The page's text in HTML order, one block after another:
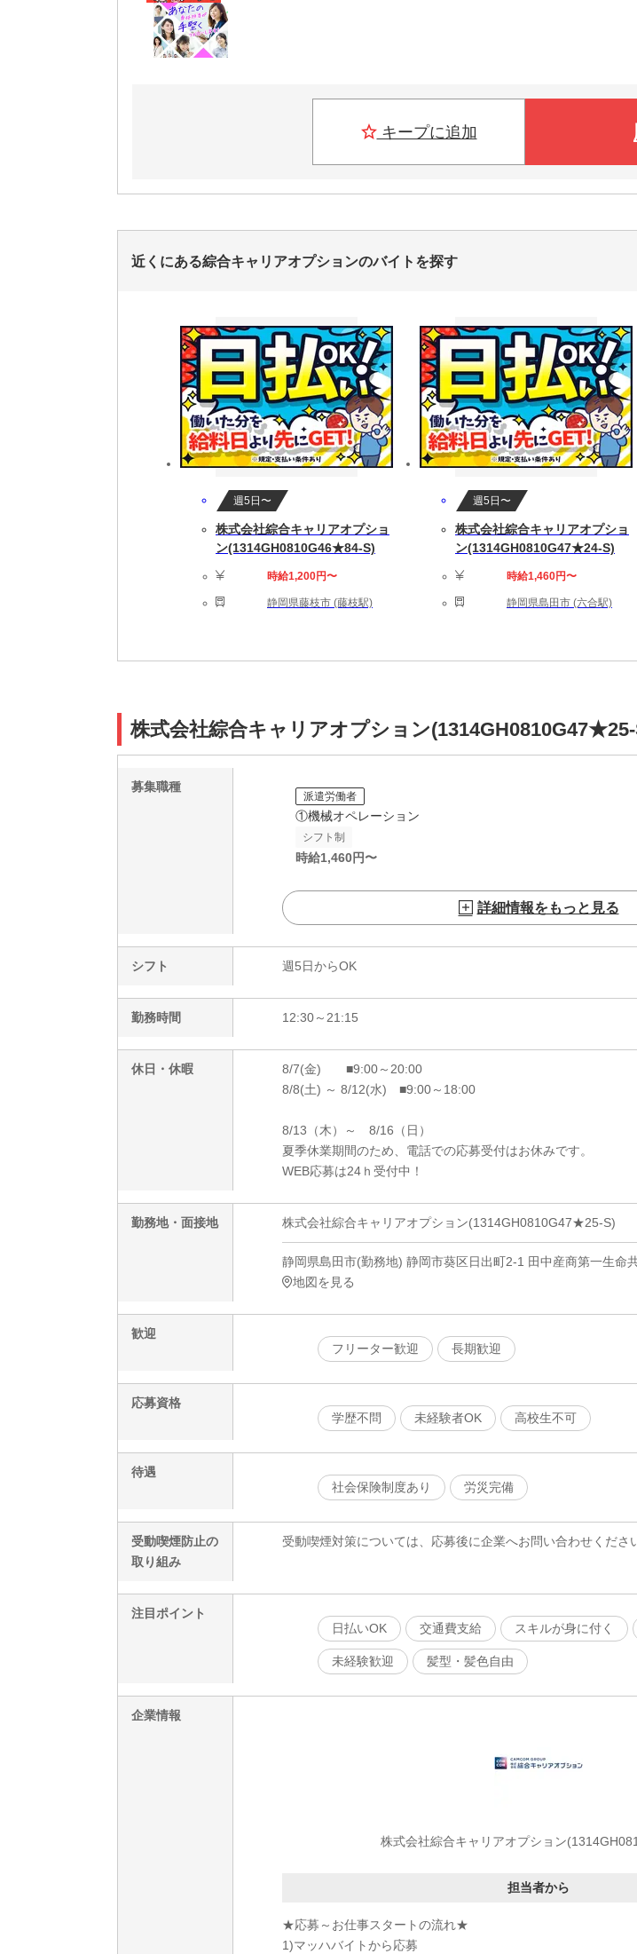
キープに追加
近くにある綜合キャリアオプションのバイトを探す
週5日〜
株式会社綜合キャリアオプショ
ン(1314GH0810G46★84-S)
時給1,200円〜
静岡県藤枝市 (藤枝駅)
週5日〜
株式会社綜合キャリアオプショ
ン(1314GH0810G47★24-S)
時給1,460円〜
静岡県島田市 (六合駅)
株式会社綜合キャリアオプション(1314GH0810G47★25-
募集職種
派遣労働者
①機械オペレーション
シフト制
時給1,460円〜
詳細情報をもっと見る
シフト 週5日からOK
勤務時間 12:30～21:15
休日・休暇
8/7(金) ■9:00～20:00
8/8(土) ～ 8/12(水) ■9:00～18:00
8/13（木）～ 8/16（日）
夏季休業期間のため、電話での応募受付はお休みです。
WEB応募は24ｈ受付中！
勤務地・面接地 株式会社綜合キャリアオプション(1314GH0810G47★25-S)
静岡県島田市(勤務地) 静岡市葵区日出町2-1 田中産商第一生命
地図を見る
歓迎
フリーター歓迎
長期歓迎
応募資格
学歴不問
未経験者OK 高校生不可
待遇
社会保険制度あり
労災完備
受動喫煙防止の
取り組み
受動喫煙対策については、応募後に企業へお問い合わせくださ
注目ポイント
日払いOK
交通費支給 スキルが身に付く
未経験歓迎 髪型・髪色自由
企業情報
株式会社綜合キャリアオプション
担当者から
★応募～お仕事スタートの流れ★
1)マッハバイトから応募